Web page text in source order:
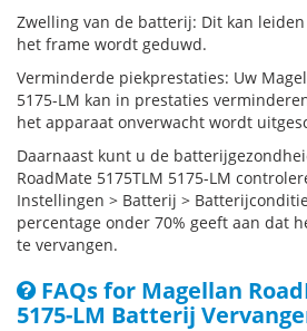
Zwelling van de batterij: Dit kan
het frame wordt geduwd.
Verminderde piekprestaties: Uw
5175-LM kan in prestaties
het apparaat onverwacht wordt
Daarnaast kunt u de
RoadMate 5175TLM 5175-LM
Instellingen > Batterij >
percentage onder 70% geeft aan dat
te vervangen.
FAQs for Magellan
5175-LM Batterij